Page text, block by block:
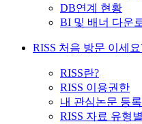
DB연계 현황
BI 및 배너 다운
RISS 처음 방문 이세요
RISS란?
RISS 이용권한
내 관심논문 등
RISS 자료 유형